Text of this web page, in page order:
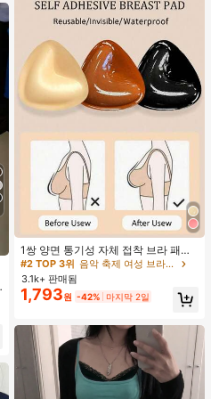
1쌍 양면 통기성 자체 접착 브라 패드,
두꺼워진 삼각형 푸쉬업 디자인, 재사
용 가능, 보이지 않는 비키니 브라 삽
입물, 수영에 적합
#2 TOP 3위
음악 축제 여성 브라 액세서리
거의 매진!
#2 TOP 3위
음악 축제 여성 브라 액세서리
거의 매진!
#2 TOP 3위
음악 축제 여성 브라 액세서리
거의 매진!
#2 TOP 3위
3.1k+ 판매됨
1,793원 -42% 마지막 2일